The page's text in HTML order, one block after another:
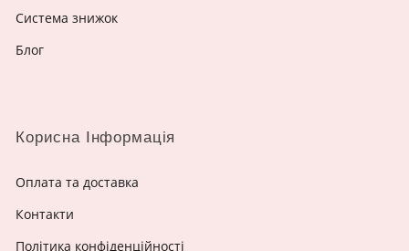
Система знижок
Блог
Корисна Інформація
Оплата та доставка
Контакти
Політика конфіденційності